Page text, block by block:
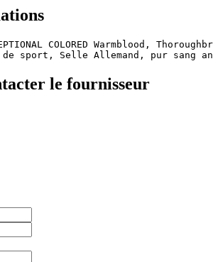
COLORED Warmblood,
de sport, Selle Allemand, pur sang
le fournisseur